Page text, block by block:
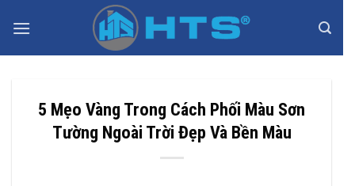
qua
5 Mẹo Vàng Trong Cách Phối Màu Sơn
Tường Ngoài Trời Đẹp Và Bền Màu